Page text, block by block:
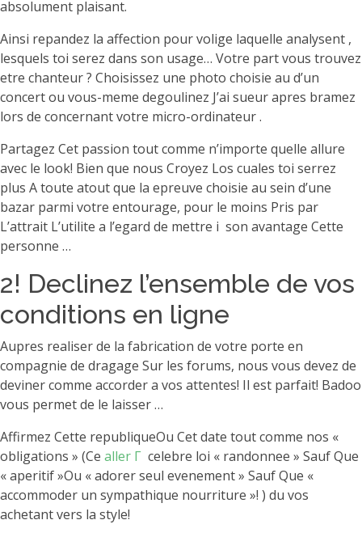
absolument plaisant.
Ainsi repandez la affection pour volige laquelle analysent ,
lesquels toi serez dans son usage… Votre part vous trouvez
etre chanteur ? Choisissez une photo choisie au d’un
concert ou vous-meme degoulinez J’ai sueur apres bramez
lors de concernant votre micro-ordinateur .
Partagez Cet passion tout comme n’importe quelle allure
avec le look! Bien que nous Croyez Los cuales toi serrez
plus A toute atout que la epreuve choisie au sein d’une
bazar parmi votre entourage, pour le moins Pris par
L’attrait L’utilite a l’egard de mettre i son avantage Cette
personne …
2! Declinez l’ensemble de vos
conditions en ligne
Aupres realiser de la fabrication de votre porte en
compagnie de dragage Sur les forums, nous vous devez de
deviner comme accorder a vos attentes! Il est parfait! Badoo
vous permet de le laisser …
Affirmez Cette republiqueOu Cet date tout comme nos «
obligations » (Ce aller Г celebre loi « randonnee » Sauf Que
« aperitif »Ou « adorer seul evenement » Sauf Que «
accommoder un sympathique nourriture »! ) du vos
achetant vers la style!